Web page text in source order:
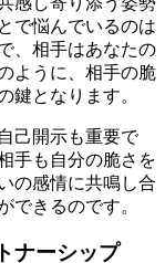
で悩んでいるのは
、相手はあなたの
ように、相手の脆
鍵となります。
己開示も重要で
手も自分の脆さを
の感情に共鳴し合
できるのです。
ナーシップ